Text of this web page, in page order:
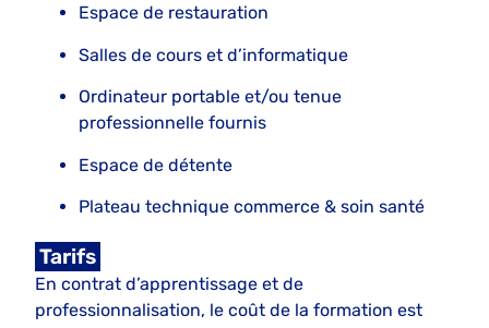
Espace de restauration
Salles de cours et d’informatique
Ordinateur portable et/ou tenue
professionnelle fournis
Espace de détente
Plateau technique commerce & soin santé
Tarifs
En contrat d’apprentissage et de
professionnalisation, le coût de la formation est